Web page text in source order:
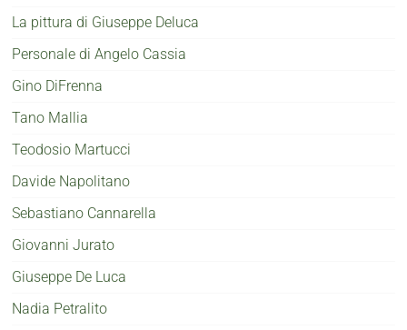
La pittura di Giuseppe Deluca
Personale di Angelo Cassia
Gino DiFrenna
Tano Mallia
Teodosio Martucci
Davide Napolitano
Sebastiano Cannarella
Giovanni Jurato
Giuseppe De Luca
Nadia Petralito